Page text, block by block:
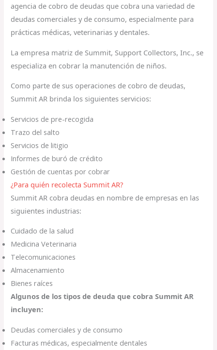
agencia de cobro de deudas que cobra una variedad de
deudas comerciales y de consumo, especialmente para
prácticas médicas, veterinarias y dentales.
La empresa matriz de Summit, Support Collectors, Inc., se
especializa en cobrar la manutención de niños.
Como parte de sus operaciones de cobro de deudas,
Summit AR brinda los siguientes servicios:
Servicios de pre-recogida
Trazo del salto
Servicios de litigio
Informes de buró de crédito
Gestión de cuentas por cobrar
¿Para quién recolecta Summit AR?
Summit AR cobra deudas en nombre de empresas en las
siguientes industrias:
Cuidado de la salud
Medicina Veterinaria
Telecomunicaciones
Almacenamiento
Bienes raíces
Algunos de los tipos de deuda que cobra Summit AR
incluyen:
Deudas comerciales y de consumo
Facturas médicas, especialmente dentales